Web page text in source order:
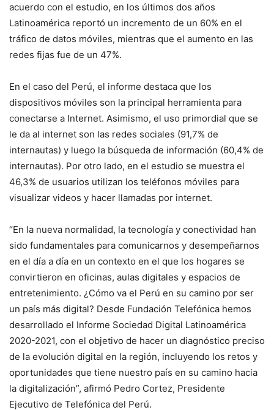
acuerdo con el estudio, en los últimos dos años
Latinoamérica reportó un incremento de un 60% en el
tráfico de datos móviles, mientras que el aumento en las
redes fijas fue de un 47%.
En el caso del Perú, el informe destaca que los
dispositivos móviles son la principal herramienta para
conectarse a Internet. Asimismo, el uso primordial que se
le da al internet son las redes sociales (91,7% de
internautas) y luego la búsqueda de información (60,4% de
internautas). Por otro lado, en el estudio se muestra el
46,3% de usuarios utilizan los teléfonos móviles para
visualizar videos y hacer llamadas por internet.
“En la nueva normalidad, la tecnología y conectividad han
sido fundamentales para comunicarnos y desempeñarnos
en el día a día en un contexto en el que los hogares se
convirtieron en oficinas, aulas digitales y espacios de
entretenimiento. ¿Cómo va el Perú en su camino por ser
un país más digital? Desde Fundación Telefónica hemos
desarrollado el Informe Sociedad Digital Latinoamérica
2020-2021, con el objetivo de hacer un diagnóstico preciso
de la evolución digital en la región, incluyendo los retos y
oportunidades que tiene nuestro país en su camino hacia
la digitalización”, afirmó Pedro Cortez, Presidente
Ejecutivo de Telefónica del Perú.